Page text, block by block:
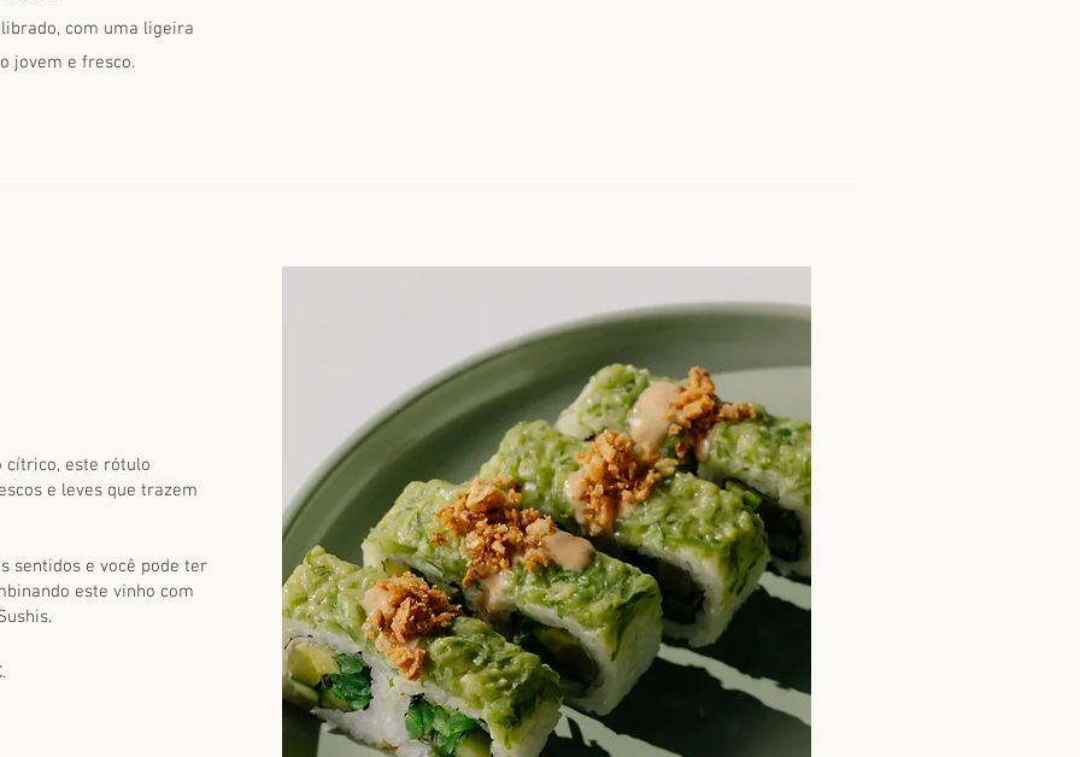
com uma ligeira
jovem e fresco.
cítrico, este rótulo
e leves que trazem
sentidos e você pode ter
este vinho com